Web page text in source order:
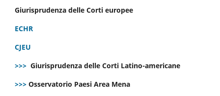
Giurisprudenza delle Corti europee
ECHR
CJEU
>>> Giurisprudenza delle Corti Latino-americane
>>> Osservatorio Paesi Area Mena